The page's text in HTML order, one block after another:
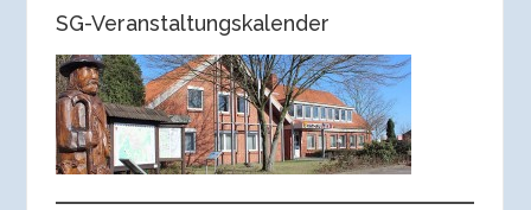
SG-Veranstaltungskalender